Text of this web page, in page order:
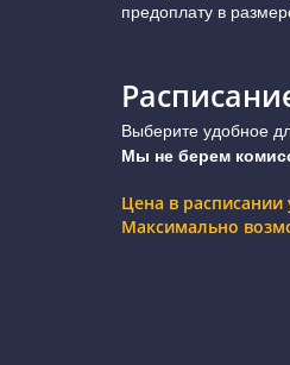
предоплату в
Выберите удобное
Мы не берем
Цена в расписании
Максимально